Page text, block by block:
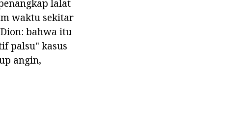
lalat
waktu sekitar
bahwa itu
palsu" kasus
angin,